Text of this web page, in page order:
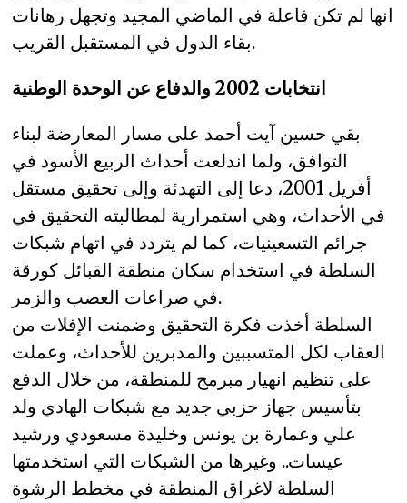
انها لم تكن فاعلة في الماضي المجيد وتجهل رهانات
بقاء الدول في المستقبل القريب.
انتخابات 2002 والدفاع عن الوحدة الوطنية
بقي حسين آيت أحمد على مسار المعارضة لبناء
التوافق، ولما اندلعت أحداث الربيع الأسود في
أفريل 2001، دعا إلى التهدئة وإلى تحقيق مستقل
في الأحداث، وهي استمرارية لمطالبته التحقيق في
جرائم التسعينيات، كما لم يتردد في اتهام شبكات
السلطة في استخدام سكان منطقة القبائل كورقة
في صراعات العصب والزمر.
السلطة أخذت فكرة التحقيق وضمنت الإفلات من
العقاب لكل المتسببين والمدبرين للأحداث، وعملت
على تنظيم انهيار مبرمج للمنطقة، من خلال الدفع
بتأسيس جهاز حزبي جديد مع شبكات الهادي ولد
علي وعمارة بن يونس وخليدة مسعودي ورشيد
عيسات.. وغيرها من الشبكات التي استخدمتها
السلطة لاغراق المنطقة في مخطط الرشوة